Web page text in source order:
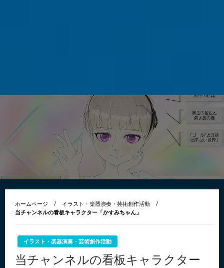
ホームページ
イラスト・楽器演奏・芸術創作活動
当チャンネルの看板キャラクター「かすみちゃん」
イラスト・楽器演奏・芸術創作活動
当チャンネルの看板キャラクター